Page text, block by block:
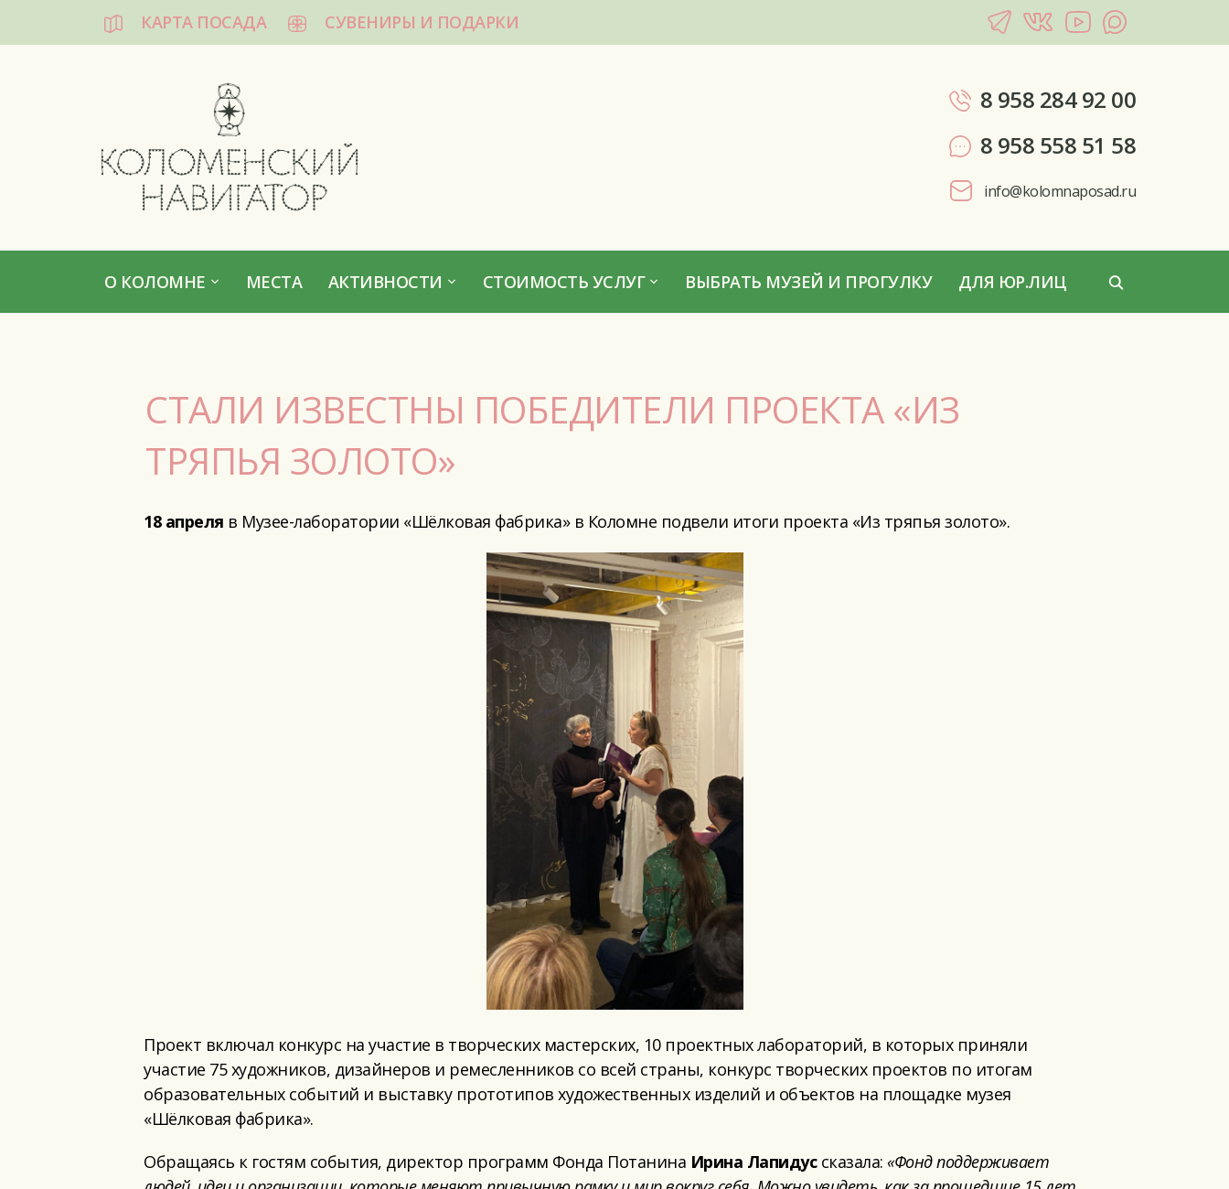
КАРТА ПОСАДА СУВЕНИРЫ И ПОДАРКИ
8 958 284 92 00
8 958 558 51 58
info@kolomnaposad.ru
О КОЛОМНЕ МЕСТА АКТИВНОСТИ СТОИМОСТЬ УСЛУГ ВЫБРАТЬ МУЗЕЙ И ПРОГУЛКУ ДЛЯ ЮР.ЛИЦ
СТАЛИ ИЗВЕСТНЫ ПОБЕДИТЕЛИ ПРОЕКТА «ИЗ
ТРЯПЬЯ ЗОЛОТО»
18 апреля в Музее-лаборатории «Шёлковая фабрика» в Коломне подвели итоги проекта «Из тряпья золото».
Проект включал конкурс на участие в творческих мастерских, 10 проектных лабораторий, в которых приняли
участие 75 художников, дизайнеров и ремесленников со всей страны, конкурс творческих проектов по итогам
образовательных событий и выставку прототипов художественных изделий и объектов на площадке музея
«Шёлковая фабрика».
Обращаясь к гостям события, директор программ Фонда Потанина Ирина Лапидус сказала: «Фонд поддерживает